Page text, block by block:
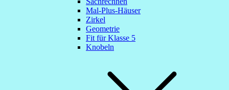
Mal-Plus-Häuser
Zirkel
Geometrie
Fit für Klasse 5
Knobeln